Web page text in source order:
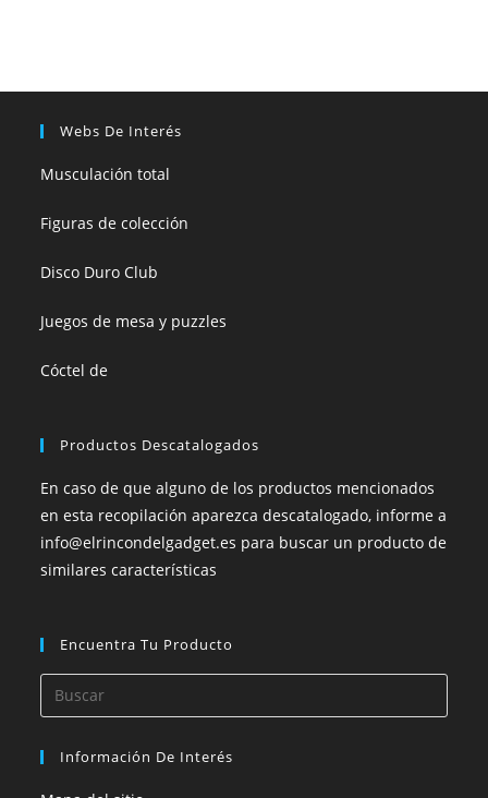
Webs De Interés
Musculación total
Figuras de colección
Disco Duro Club
Juegos de mesa y puzzles
Cóctel de
Productos Descatalogados
En caso de que alguno de los productos mencionados
en esta recopilación aparezca descatalogado, informe a
info@elrincondelgadget.es para buscar un producto de
similares características
Encuentra Tu Producto
Información De Interés